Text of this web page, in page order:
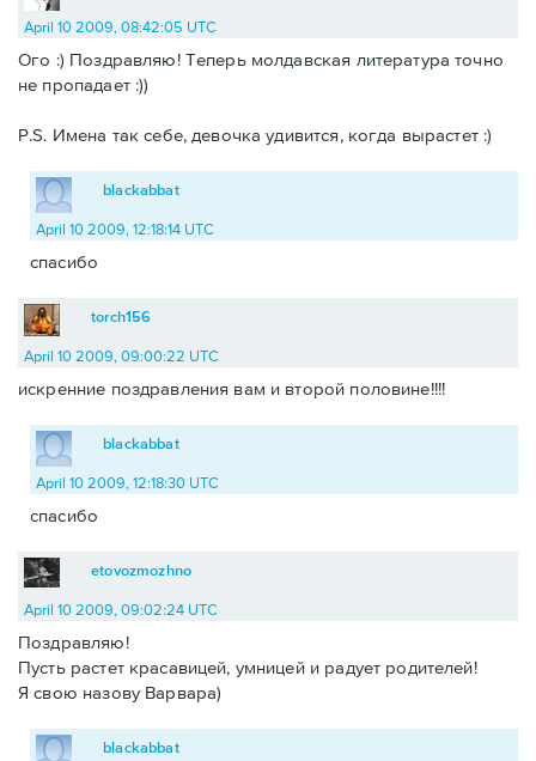
April 10 2009, 08:42:05 UTC
Ого :) Поздравляю! Теперь молдавская литература точно
не пропадает :))
P.S. Имена так себе, девочка удивится, когда вырастет :)
blackabbat
April 10 2009, 12:18:14 UTC
спасибо
torch156
April 10 2009, 09:00:22 UTC
искренние поздравления вам и второй половине!!!!
blackabbat
April 10 2009, 12:18:30 UTC
спасибо
etovozmozhno
April 10 2009, 09:02:24 UTC
Поздравляю!
Пусть растет красавицей, умницей и радует родителей!
Я свою назову Варвара)
blackabbat